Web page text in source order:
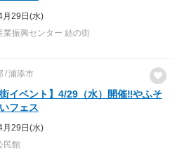
月29日(水)
業振興センター 結の街
浦添市
街イベント】4/29（水）開催‼やふそ
フェス
月29日(水)
民館